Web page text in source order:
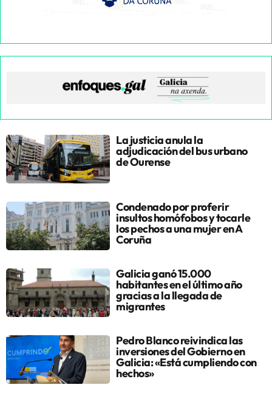
La justicia anula la
adjudicación del bus urbano
de Ourense
Condenado por proferir
insultos homófobos y tocarle
los pechos a una mujer en A
Coruña
Galicia ganó 15.000
habitantes en el último año
gracias a la llegada de
migrantes
Pedro Blanco reivindica las
inversiones del Gobierno en
Galicia: «Está cumpliendo con
hechos»